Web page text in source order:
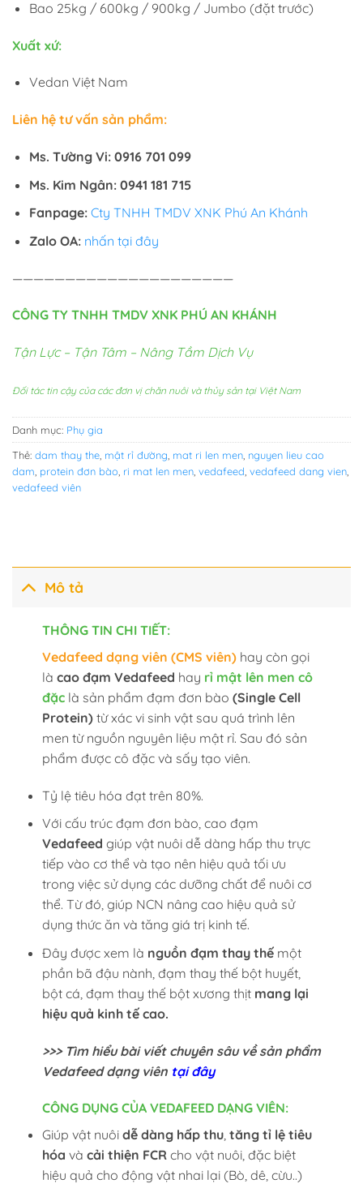
Bao 25kg / 600kg / 900kg / Jumbo (đặt trước)
Xuất xứ:
Vedan Việt Nam
Liên hệ tư vấn sản phẩm:
Ms. Tường Vi: 0916 701 099
Ms. Kim Ngân: 0941 181 715
Fanpage: Cty TNHH TMDV XNK Phú An Khánh
Zalo OA: nhấn tại đây
—————————————————————
CÔNG TY TNHH TMDV XNK PHÚ AN KHÁNH
Tận Lực – Tận Tâm – Nâng Tầm Dịch Vụ
Đối tác tin cậy của các đơn vị chăn nuôi và thủy sản tại Việt Nam
Danh mục: Phụ gia
Thẻ: dam thay the mật rỉ đường mat ri len men nguyen lieu cao
dam protein đơn bào ri mat len men vedafeed vedafeed dang vien
vedafeed viên
Mô tả
THÔNG TIN CHI TIẾT:
Vedafeed dạng viên (CMS viên)hay còn gọi
là cao đạm Vedafeed hay rỉ mật lên men cô
đặclà sản phẩm đạm đơn bào (Single Cell
Protein)từ xác vi sinh vật sau quá trình lên
men từ nguồn nguyên liệu mật rỉ. Sau đó sản
phẩm được cô đặc và sấy tạo viên.
Tỷ lệ tiêu hóa đạt trên 80%.
Với cấu trúc đạm đơn bào, cao đạm
Vedafeed giúp vật nuôi dễ dàng hấp thu trực
tiếp vào cơ thể và tạo nên hiệu quả tối ưu
trong việc sử dụng các dưỡng chất để nuôi cơ
thể. Từ đó, giúp NCN nâng cao hiệu quả sử
dụng thức ăn và tăng giá trị kinh tế.
Đây được xem là nguồn đạm thay thếmột
phần bã đậu nành, đạm thay thế bột huyết,
bột cá, đạm thay thế bột xương thịt mang lại
hiệu quả kinh tế cao.
>>> Tìm hiểu bài viết chuyên sâu về sản phẩm
Vedafeed dạng viên tại đây
CÔNG DỤNG CỦA VEDAFEED DẠNG VIÊN:
Giúp vật nuôi dễ dàng hấp thu, tăng tỉ lệ tiêu
hóa và cải thiện FCRcho vật nuôi, đặc biệt
hiệu quả cho động vật nhai lại (Bò, dê, cừu..)